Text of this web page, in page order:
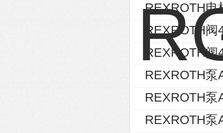
REXROTH电
REXROTH
REXROTH
REXROTH
REXROTH
REXROTH